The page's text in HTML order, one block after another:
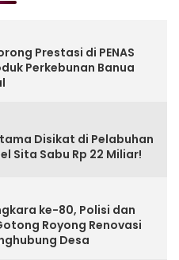
Prestasi di PENAS
Perkebunan Banua
Disikat di Pelabuhan
Sita Sabu Rp 22 Miliar!
ke-80, Polisi dan
Royong Renovasi
Desa